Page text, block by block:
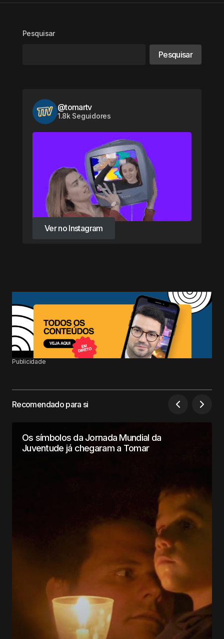
Pesquisar
Pesquisar
@tomartv
1.8k Seguidores
Ver no Instagram
Ver no Instagram
Publicidade
Recomendado para si
Os símbolos da Jornada Mundial da
Juventude já chegaram a Tomar